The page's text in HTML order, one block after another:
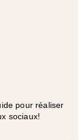
pour réaliser
sociaux!